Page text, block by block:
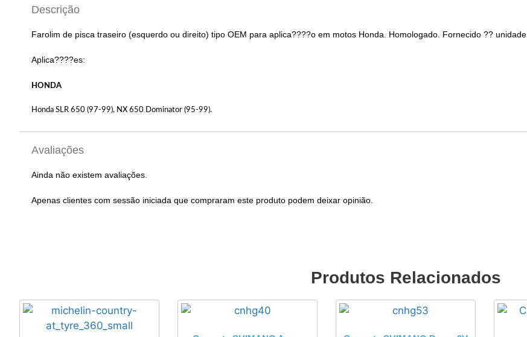
Descrição
Farolim de pisca traseiro (esquerdo ou direito) tipo OEM para aplica????o em motos Honda. Homologado. Fornecido ?? unidade.
Aplica????es:
HONDA
Honda SLR 650 (97-99), NX 650 Dominator (95-99).
Avaliações
Ainda não existem avaliações.
Apenas clientes com sessão iniciada que compraram este produto podem deixar opinião.
Produtos Relacionados